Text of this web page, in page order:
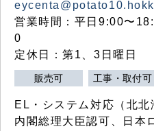
営業時間：平日9:00〜
0
定休日：第1、3日曜日
販売可 工事・取付可
EL・システム対応（北北
内閣総理大臣認可、日本